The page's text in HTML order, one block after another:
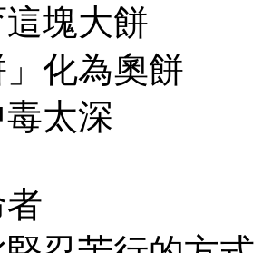
塊大餅
化為奧餅
太深